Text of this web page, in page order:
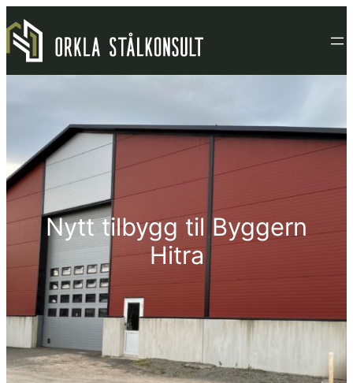
Hopp
til
innhold
Nytt tilbygg til Byggern
Hitra